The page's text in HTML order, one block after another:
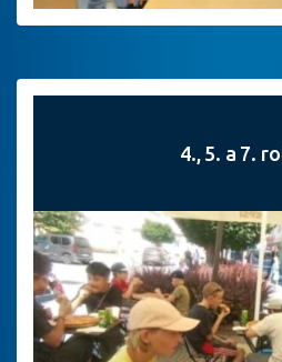
4., 5. a 7.